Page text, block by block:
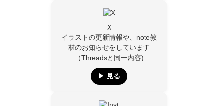
X
イラストの更新情報や、note教
材のお知らせをしています
（Threadsと同一内容)
▶︎ 見る